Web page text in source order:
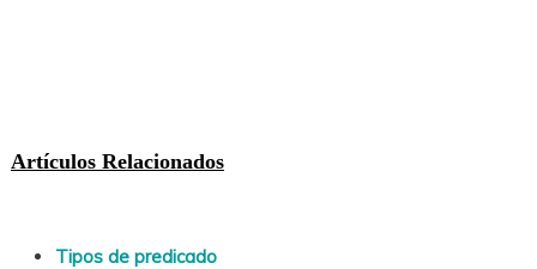
Artículos Relacionados
Tipos de predicado